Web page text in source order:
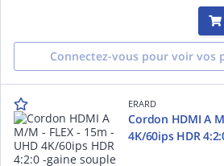
Connectez-vous pour voir vos
ERARD
Cordon HDMI A
4K/60ips HDR